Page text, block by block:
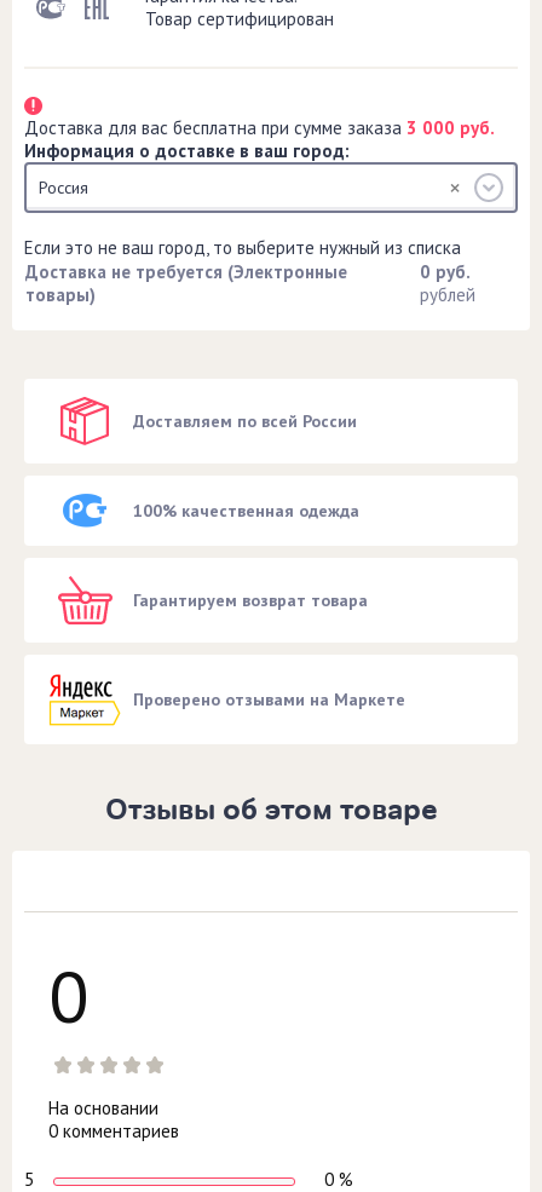
Товар сертифицирован
Доставка для вас бесплатна при сумме заказа 3 000 руб.
Информация о доставке в ваш город:
Россия
Если это не ваш город, то выберите нужный из списка
Доставка не требуется (Электронные
товары)
0 руб.
рублей
Доставляем по всей России
100% качественная одежда
Гарантируем возврат товара
Проверено отзывами на Маркете
Отзывы об этом товаре
0
На основании
0 комментариев
5
0 %